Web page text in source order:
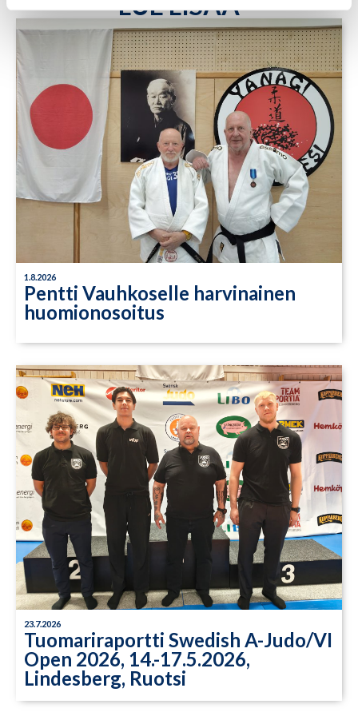
1.8.2026
Pentti Vauhkoselle harvinainen
huomionosoitus
23.7.2026
Tuomariraportti Swedish A-Judo/VI
Open 2026, 14.-17.5.2026,
Lindesberg, Ruotsi